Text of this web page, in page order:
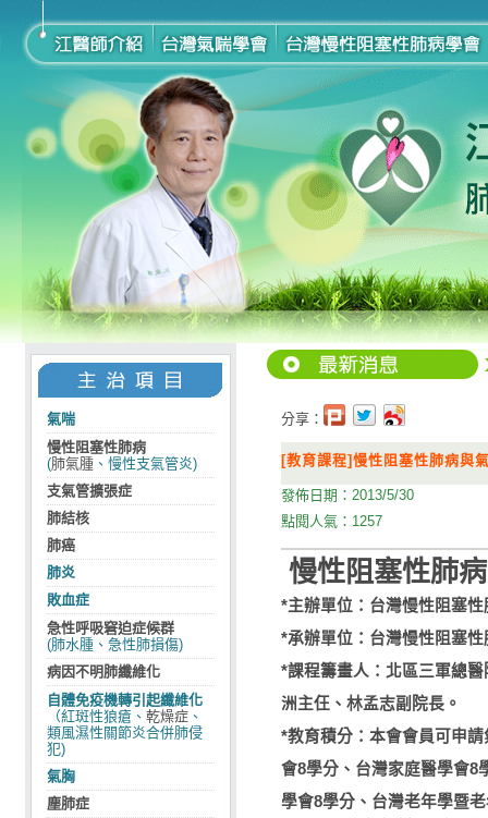
氣喘
慢性阻塞性肺病
(肺氣腫 、慢性支氣管炎)
支氣管擴張症
肺結核
肺癌
肺炎
敗血症
急性呼吸窘迫症候群
(肺水腫、急性肺損傷)
病因不明肺纖維化
自體免疫機轉引起纖維化
（紅斑性狼瘡、 乾燥症 、
類風濕性關節炎合併肺侵
犯)
氣胸
塵肺症
分享：
[教育課程]慢性阻塞性肺病與
發佈日期： 2013/5/30
點閱人氣： 1257
慢性阻塞性肺
*主辦單位：台灣慢性阻塞
*承辦單位：台灣慢性阻塞
*課程籌畫人：北區三軍總
洲主仼、林孟志副院長。
*教育積分： 本會會員可申
會8學分、台灣家庭醫學會8
學會8學分、台灣老年學暨